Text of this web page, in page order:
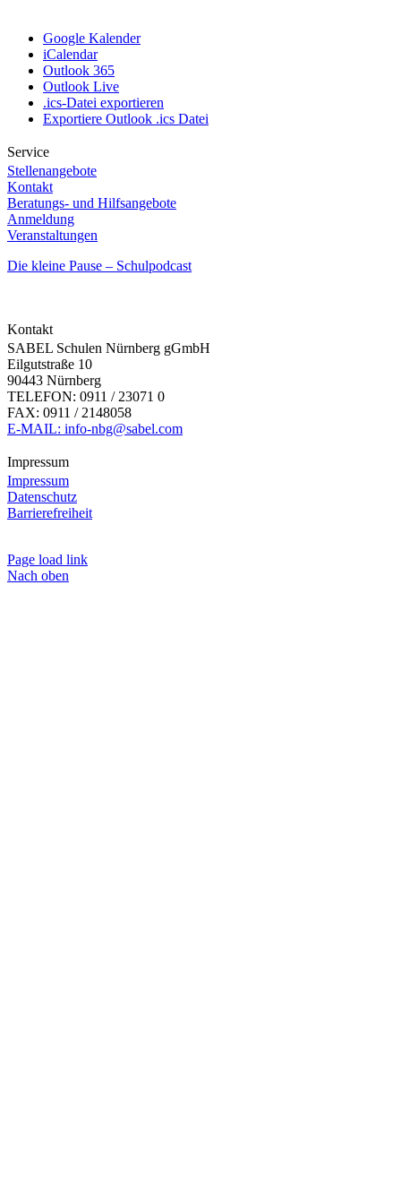
Google Kalender
iCalendar
Outlook 365
Outlook Live
.ics-Datei exportieren
Exportiere Outlook .ics Datei
Service
Stellenangebote
Kontakt
Beratungs- und Hilfsangebote
Anmeldung
Veranstaltungen
Die kleine Pause – Schulpodcast
Kontakt
SABEL Schulen Nürnberg gGmbH
Eilgutstraße 10
90443 Nürnberg
TELEFON: 0911 / 23071 0
FAX: 0911 / 2148058
E-MAIL: info-nbg@sabel.com
Impressum
Impressum
Datenschutz
Barrierefreiheit
Page load link
Nach oben